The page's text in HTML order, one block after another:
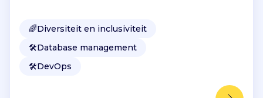
🌈Diversiteit en inclusiviteit
🛠️Database management
🛠️DevOps